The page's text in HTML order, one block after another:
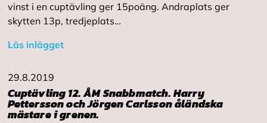
vinst i en cuptävling ger 15poäng. Andraplats ger
skytten 13p, tredjeplats…
Läs inlägget
29.8.2019
Cuptävling 12. ÅM Snabbmatch. Harry
Pettersson och Jörgen Carlsson åländska
mästare i grenen.